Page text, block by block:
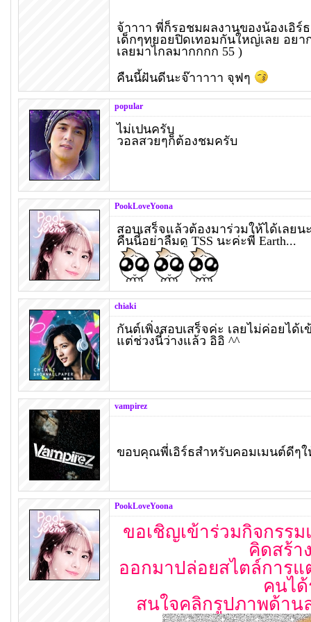
จ้าาาา พี่ก็รอชมผลงานของน้องเอิร์
เด็กๆทยอยปิดเทอมกันใหญ่เลย อย
เลยมาไกลมากกกก 55 )
คืนนี้ฝันดีนะจ๊าาาาา จุฟๆ
popular
ไม่เปนครับ
วอลสวยๆก็ต้องชมครับ
PookLoveYoona
สอบเสร็จแล้วต้องมาร่วมให้ได้เลยน
คืนนี้อย่าลืมดู TSS นะค่ะพี่ Earth...
chiaki
กันต์เพิ่งสอบเสร็จค่ะ เลยไม่ค่อยได้เ
แต่ช่วงนี้ว่างแล้ว อิอิ ^^
vampirez
ขอบคุณพี่เอิร์ธสำหรับคอมเมนต์ดีๆ
PookLoveYoona
ขอเชิญเข้าร่วมกิจกรร
คิดสร้า
ออกมาปล่อยสไตล์การแ
คนไ
สนใจคลิกรูปภาพด้าน